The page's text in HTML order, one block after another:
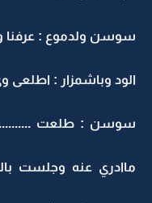
سوسن ولدموع : عرفنا
الود وباشمزار :
سوسن : طلعت
ماادري عنه وجلست